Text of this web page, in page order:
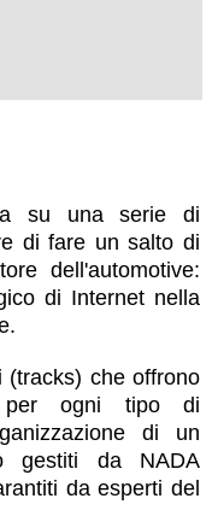
su una serie di
di fare un salto di
dell'automotive:
di Internet nella
(tracks) che offrono
per ogni tipo di
di un
gestiti da NADA
da esperti del